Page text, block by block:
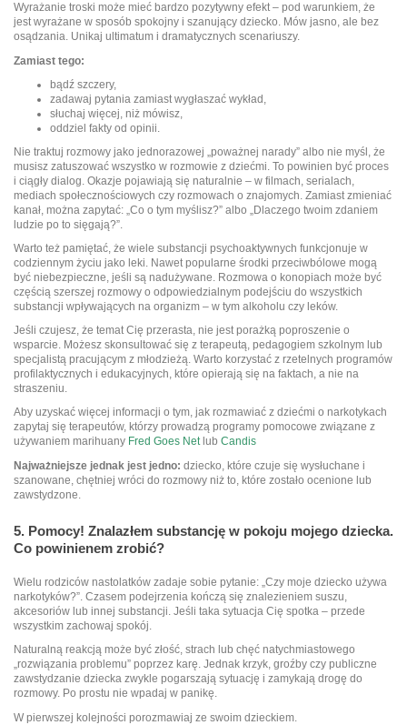
Wyrażanie troski może mieć bardzo pozytywny efekt – pod warunkiem, że
jest wyrażane w sposób spokojny i szanujący dziecko. Mów jasno, ale bez
osądzania. Unikaj ultimatum i dramatycznych scenariuszy.
Zamiast tego:
bądź szczery,
zadawaj pytania zamiast wygłaszać wykład,
słuchaj więcej, niż mówisz,
oddziel fakty od opinii.
Nie traktuj rozmowy jako jednorazowej „poważnej narady” albo nie myśl, że
musisz zatuszować wszystko w rozmowie z dziećmi. To powinien być proces
i ciągły dialog. Okazje pojawiają się naturalnie – w filmach, serialach,
mediach społecznościowych czy rozmowach o znajomych. Zamiast zmieniać
kanał, można zapytać: „Co o tym myślisz?” albo „Dlaczego twoim zdaniem
ludzie po to sięgają?”.
Warto też pamiętać, że wiele substancji psychoaktywnych funkcjonuje w
codziennym życiu jako leki. Nawet popularne środki przeciwbólowe mogą
być niebezpieczne, jeśli są nadużywane. Rozmowa o konopiach może być
częścią szerszej rozmowy o odpowiedzialnym podejściu do wszystkich
substancji wpływających na organizm – w tym alkoholu czy leków.
Jeśli czujesz, że temat Cię przerasta, nie jest porażką poproszenie o
wsparcie. Możesz skonsultować się z terapeutą, pedagogiem szkolnym lub
specjalistą pracującym z młodzieżą. Warto korzystać z rzetelnych programów
profilaktycznych i edukacyjnych, które opierają się na faktach, a nie na
straszeniu.
Aby uzyskać więcej informacji o tym, jak rozmawiać z dziećmi o narkotykach
zapytaj się terapeutów, którzy prowadzą programy pomocowe związane z
używaniem marihuany Fred Goes Netlub Candis
Najważniejsze jednak jest jedno: dziecko, które czuje się wysłuchane i
szanowane, chętniej wróci do rozmowy niż to, które zostało ocenione lub
zawstydzone.
5. Pomocy! Znalazłem substancję w pokoju mojego dziecka.
Co powinienem zrobić?
Wielu rodziców nastolatków zadaje sobie pytanie: „Czy moje dziecko używa
narkotyków?”. Czasem podejrzenia kończą się znalezieniem suszu,
akcesoriów lub innej substancji. Jeśli taka sytuacja Cię spotka – przede
wszystkim zachowaj spokój.
Naturalną reakcją może być złość, strach lub chęć natychmiastowego
„rozwiązania problemu” poprzez karę. Jednak krzyk, groźby czy publiczne
zawstydzanie dziecka zwykle pogarszają sytuację i zamykają drogę do
rozmowy. Po prostu nie wpadaj w panikę.
W pierwszej kolejności porozmawiaj ze swoim dzieckiem.